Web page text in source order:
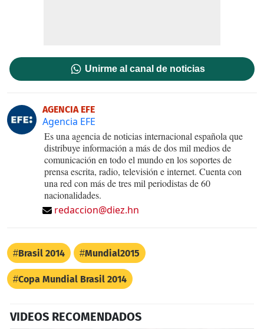
Unirme al canal de noticias
AGENCIA EFE
Agencia EFE
Es una agencia de noticias internacional española que
distribuye información a más de dos mil medios de
comunicación en todo el mundo en los soportes de
prensa escrita, radio, televisión e internet. Cuenta con
una red con más de tres mil periodistas de 60
nacionalidades.
redaccion@diez.hn
Brasil 2014 Mundial2015
Copa Mundial Brasil 2014
VIDEOS RECOMENDADOS